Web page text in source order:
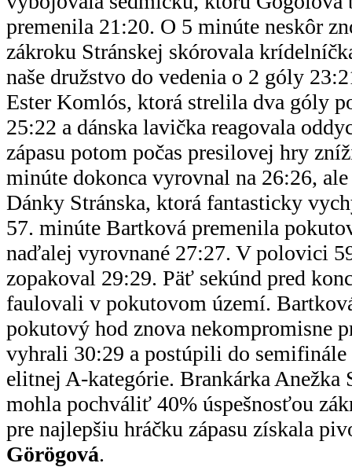
premenila 21:20. O 5 minúte neskôr
zákroku Stránskej skórovala
naše družstvo do vedenia o 2 góly
Ester Komlós, ktorá strelila dva góly
25:22 a dánska lavička reagovala
zápasu potom počas presilovej hry
minúte dokonca vyrovnal na 26:26,
Dánky Stránska, ktorá fantasticky
57. minúte Bartková premenila
naďalej vyrovnané 27:27. V polovici
zopakoval 29:29. Päť sekúnd pred
faulovali v pokutovom území.
pokutový hod znova nekompromisne
vyhrali 30:29 a postúpili do
elitnej A-kategórie. Brankárka Anežka
mohla pochváliť 40% úspešnosťou
pre najlepšiu hráčku zápasu získala
Görögová.